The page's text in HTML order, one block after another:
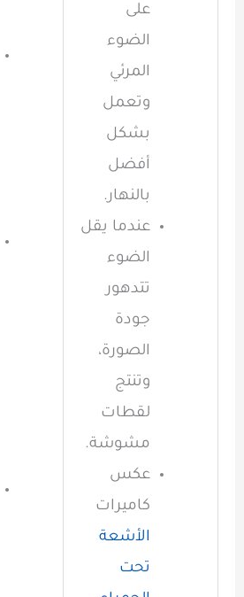
على
الضوء
المرئي
وتعمل
بشكل
أفضل
بالنهار.
عندما يقل
الضوء
تتدهور
جودة
الصورة،
وتنتج
لقطات
مشوشة.
عكس
كاميرات
الأشعة
تحت